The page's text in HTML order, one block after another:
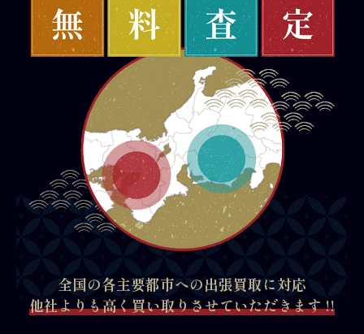
全国の各主要都市への出張買取に対応
他社よりも高く買い取りさせていただきます !!